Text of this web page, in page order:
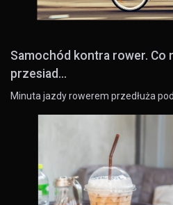
Samochód kontra rower. Co
przesiad...
Minuta jazdy rowerem przedłuża